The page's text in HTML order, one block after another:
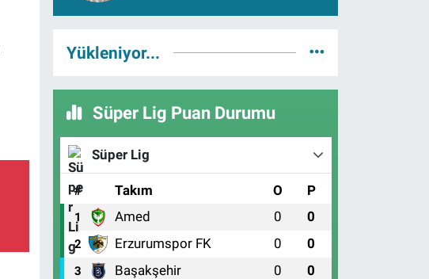
Yükleniyor...
Süper Lig Puan Durumu
Süper Lig
# Takım O P
1 Amed 0 0
2 Erzurumspor FK 0 0
3 Başakşehir 0 0